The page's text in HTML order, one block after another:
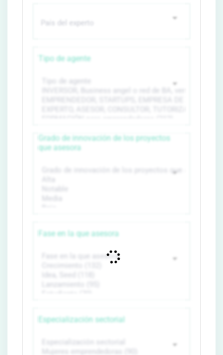
Tipo de agente
Grado de innovación de los proyectos
que asesora
Fase en la que asesora
Especialización sectorial